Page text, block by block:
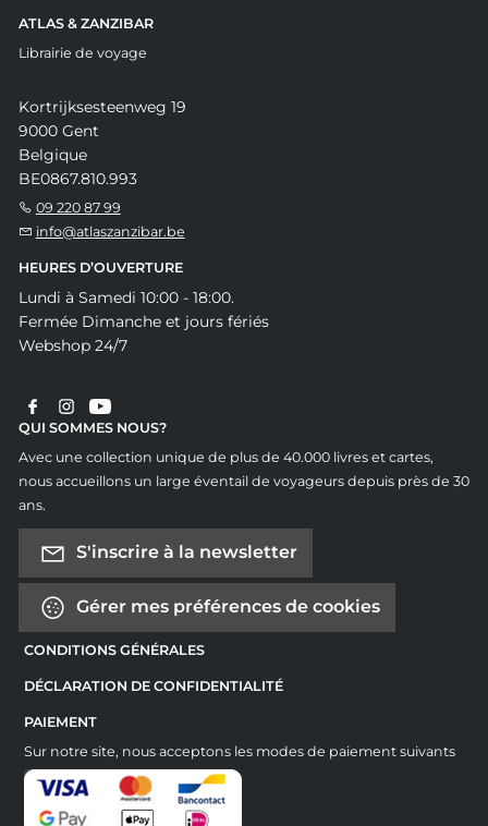
ATLAS & ZANZIBAR
Librairie de voyage
Kortrijksesteenweg 19
9000 Gent
Belgique
BE0867.810.993
09 220 87 99
info@atlaszanzibar.be
HEURES D’OUVERTURE
Lundi à Samedi 10:00 - 18:00.
Fermée Dimanche et jours fériés
Webshop 24/7
QUI SOMMES NOUS?
Avec une collection unique de plus de 40.000 livres et cartes,
nous accueillons un large éventail de voyageurs depuis près de 30
ans.
S'inscrire à la newsletter
Gérer mes préférences de cookies
CONDITIONS GÉNÉRALES
DÉCLARATION DE CONFIDENTIALITÉ
PAIEMENT
Sur notre site, nous acceptons les modes de paiement suivants